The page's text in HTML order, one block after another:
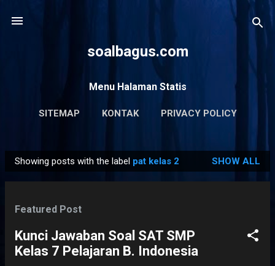
soalbagus.com
Menu Halaman Statis
SITEMAP KONTAK PRIVACY POLICY
o
Showing posts with the label pat kelas 2 SHOW ALL
Featured Post
Kunci Jawaban Soal SAT SMP
Kelas 7 Pelajaran B. Indonesia